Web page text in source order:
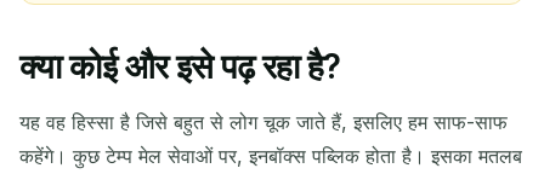
क्या कोई और इसे पढ़ रहा है?
यह वह हिस्सा है जिसे बहुत से लोग चूक जाते हैं, इसलिए हम साफ-साफ
कहेंगे। कुछ टेम्प मेल सेवाओं पर, इनबॉक्स पब्लिक होता है। इसका मतलब